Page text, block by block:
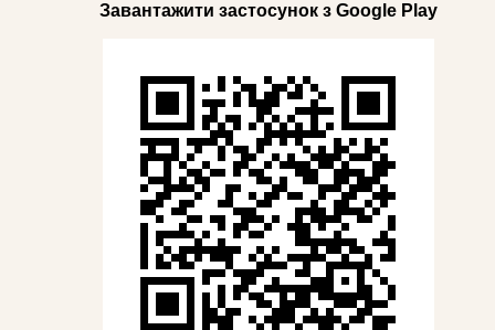
Завантажити застосунок з Google Play